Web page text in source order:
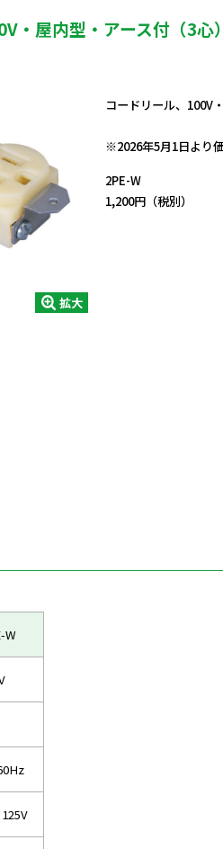
・屋内型・アース付（3心
拡大
コードリール、100V
※2026年5月1日より
2PE-W
1,200円（税別）
W